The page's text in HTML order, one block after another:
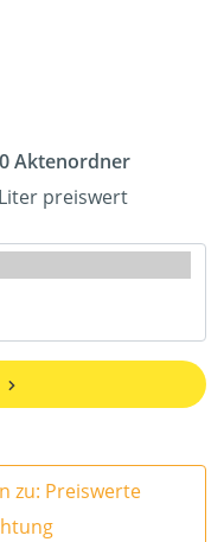
Aktenordner
preiswert
zu: Preiswerte